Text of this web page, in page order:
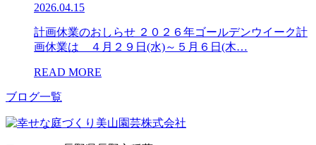
2026.04.15
計画休業のおしらせ ２０２６年ゴールデンウイーク計
画休業は ４月２９日(水)～５月６日(木…
READ MORE
ブログ一覧